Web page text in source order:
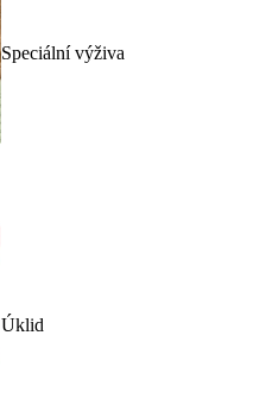
Speciální výživa
Úklid